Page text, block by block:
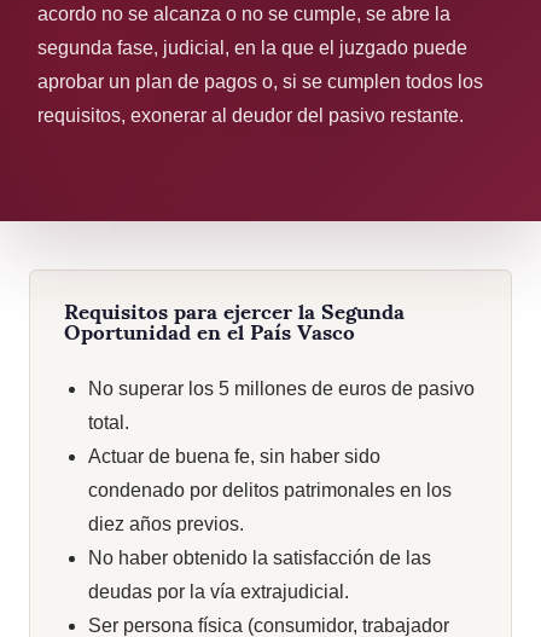
acordo no se alcanza o no se cumple, se abre la
segunda fase, judicial, en la que el juzgado puede
aprobar un plan de pagos o, si se cumplen todos los
requisitos, exonerar al deudor del pasivo restante.
Requisitos para ejercer la Segunda
Oportunidad en el País Vasco
No superar los 5 millones de euros de pasivo
total.
Actuar de buena fe, sin haber sido
condenado por delitos patrimonales en los
diez años previos.
No haber obtenido la satisfacción de las
deudas por la vía extrajudicial.
Ser persona física (consumidor, trabajador